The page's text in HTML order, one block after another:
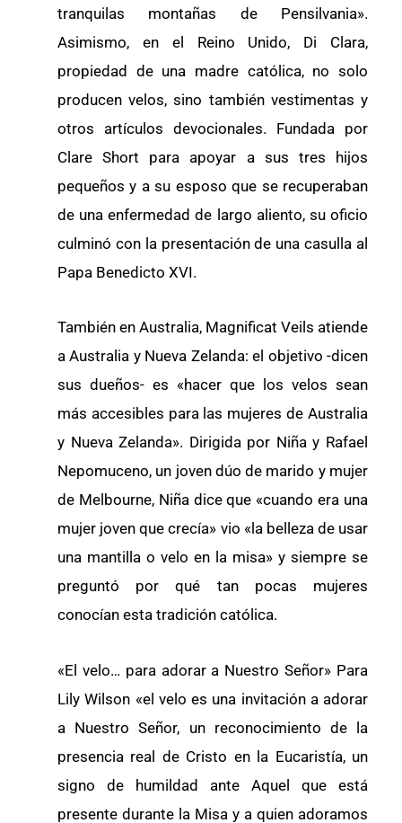
tranquilas montañas de Pensilvania».
Asimismo, en el Reino Unido, Di Clara,
propiedad de una madre católica, no solo
producen velos, sino también vestimentas y
otros artículos devocionales. Fundada por
Clare Short para apoyar a sus tres hijos
pequeños y a su esposo que se recuperaban
de una enfermedad de largo aliento, su oficio
culminó con la presentación de una casulla al
Papa Benedicto XVI.
También en Australia, Magnificat Veils atiende
a Australia y Nueva Zelanda: el objetivo -dicen
sus dueños- es «hacer que los velos sean
más accesibles para las mujeres de Australia
y Nueva Zelanda». Dirigida por Niña y Rafael
Nepomuceno, un joven dúo de marido y mujer
de Melbourne, Niña dice que «cuando era una
mujer joven que crecía» vio «la belleza de usar
una mantilla o velo en la misa» y siempre se
preguntó por qué tan pocas mujeres
conocían esta tradición católica.
«El velo… para adorar a Nuestro Señor» Para
Lily Wilson «el velo es una invitación a adorar
a Nuestro Señor, un reconocimiento de la
presencia real de Cristo en la Eucaristía, un
signo de humildad ante Aquel que está
presente durante la Misa y a quien adoramos